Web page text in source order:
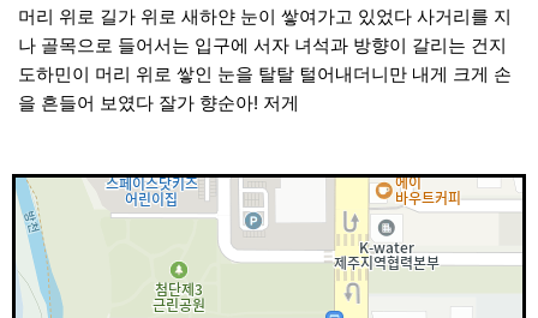
머리 위로 길가 위로 새하얀 눈이 쌓여가고 있었다 사거리를 지
나 골목으로 들어서는 입구에 서자 녀석과 방향이 갈리는 건지
도하민이 머리 위로 쌓인 눈을 탈탈 털어내더니만 내게 크게 손
을 흔들어 보였다 잘가 향순아! 저게